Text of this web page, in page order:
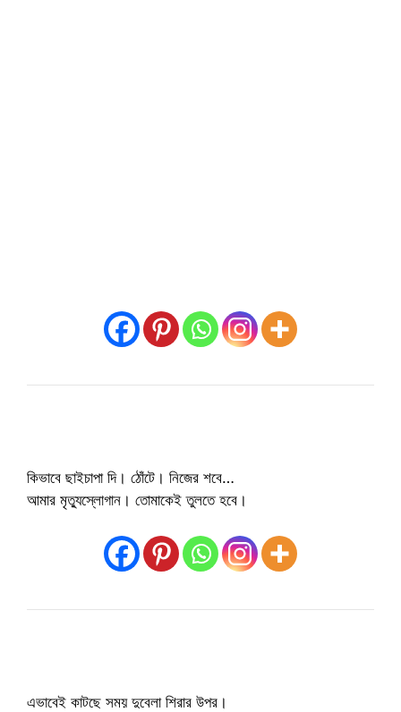
কিভাবে ছাইচাপা দি। ঠোঁটে। নিজের শবে…
আমার মৃত্যুস্লোগান। তোমাকেই তুলতে হবে।
এভাবেই কাটছে সময় দুবেলা শিরার উপর।